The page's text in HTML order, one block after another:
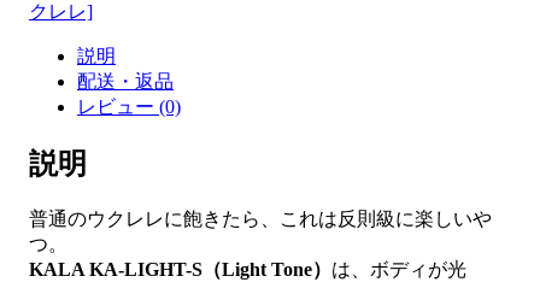
クレレ]
説明
配送・返品
レビュー (0)
説明
普通のウクレレに飽きたら、これは反則級に楽しいや
つ。
KALA KA-LIGHT-S（Light Tone） は、ボディが光